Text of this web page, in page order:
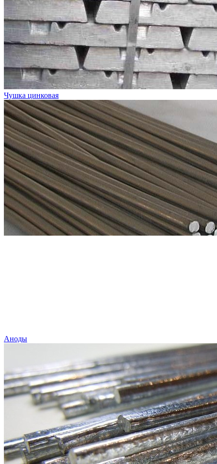
Чушка цинковая
Аноды